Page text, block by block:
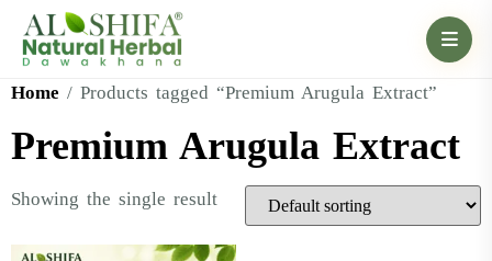
Home / Products tagged “Premium Arugula Extract”
Premium Arugula Extract
Showing the single result